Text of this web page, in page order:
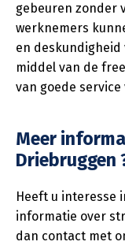
gebeuren zonder
werknemers
en
middel van de
van goede
Meer
Driebruggen
Heeft u interesse
informatie over
dan contact met